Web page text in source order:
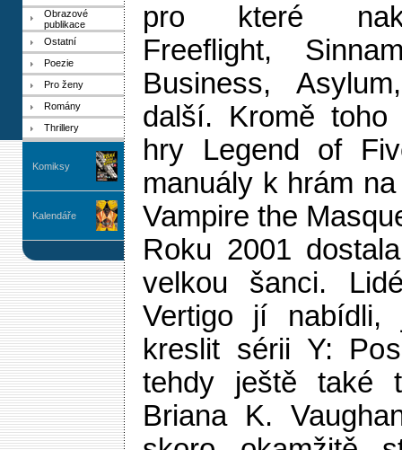
Obrazové
publikace
Ostatní
Poezie
Pro ženy
Romány
Thrillery
Komiksy
Kalendáře
pro které
Freeflight,
Business,
další. Kromě toho
hry Legend of
manuály k hrám
Vampire the
Roku 2001
velkou šanci.
Vertigo jí nabídli,
kreslit sérii Y:
tehdy ještě také
Briana K.